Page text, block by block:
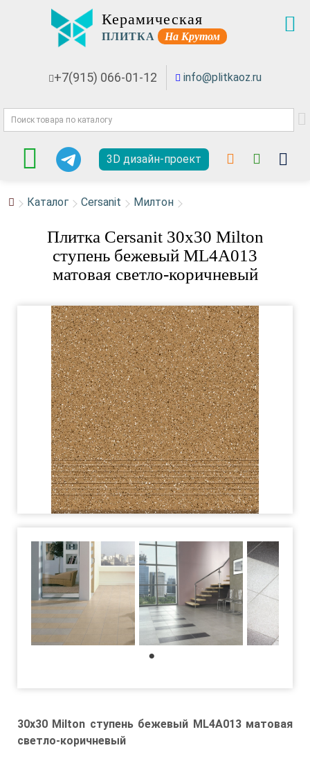
Керамическая
ПЛИТКА На Крутом
+7(915) 066-01-12 info@plitkaoz.ru
3D дизайн-проект
Каталог Cersanit Милтон
Плитка Cersanit 30x30 Milton
ступень бежевый ML4A013
матовая светло-коричневый
30x30 Milton ступень бежевый ML4A013 матовая
светло-коричневый